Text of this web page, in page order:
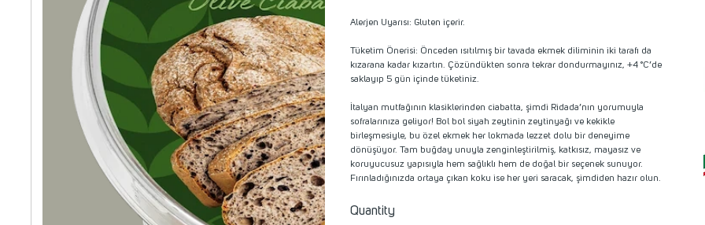
Alerjen Uyarısı: Gluten içerir.
Tüketim Önerisi: Önceden ısıtılmış bir tavada ekmek diliminin iki tarafı da
kızarana kadar kızartın. Çözündükten sonra tekrar dondurmayınız, +4 °C’de
saklayıp 5 gün içinde tüketiniz.
İtalyan mutfağının klasiklerinden ciabatta, şimdi Ridada’nın yorumuyla
sofralarınıza geliyor! Bol bol siyah zeytinin zeytinyağı ve kekikle
birleşmesiyle, bu özel ekmek her lokmada lezzet dolu bir deneyime
dönüşüyor. Tam buğday unuyla zenginleştirilmiş, katkısız, mayasız ve
koruyucusuz yapısıyla hem sağlıklı hem de doğal bir seçenek sunuyor.
Fırınladığınızda ortaya çıkan koku ise her yeri saracak, şimdiden hazır olun.
Quantity